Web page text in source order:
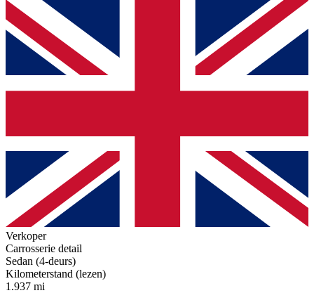
Verkoper
Carrosserie detail
Sedan (4-deurs)
Kilometerstand (lezen)
1.937 mi